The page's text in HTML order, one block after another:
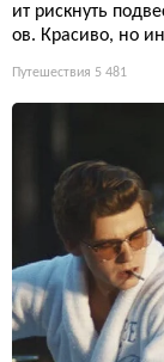
ит рискнуть
ов. Красиво, но
Путешествия 5 481